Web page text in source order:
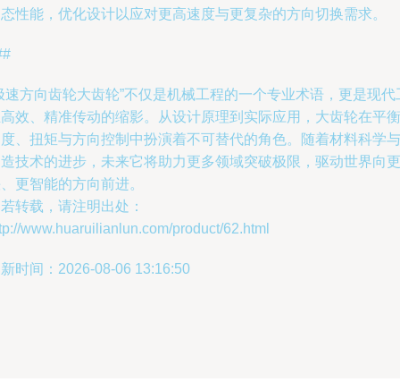
性能，优化设计以应对更高速度与更复杂的方向切换需求。
速方向齿轮大齿轮”不仅是机械工程的一个专业术语，更是现代
效、精准传动的缩影。从设计原理到实际应用，大齿轮在平衡
、扭矩与方向控制中扮演着不可替代的角色。随着材料科学与
技术的进步，未来它将助力更多领域突破极限，驱动世界向更
更智能的方向前进。
转载，请注明出处：
www.huaruilianlun.com/product/62.html
时间：2026-08-06 13:16:50